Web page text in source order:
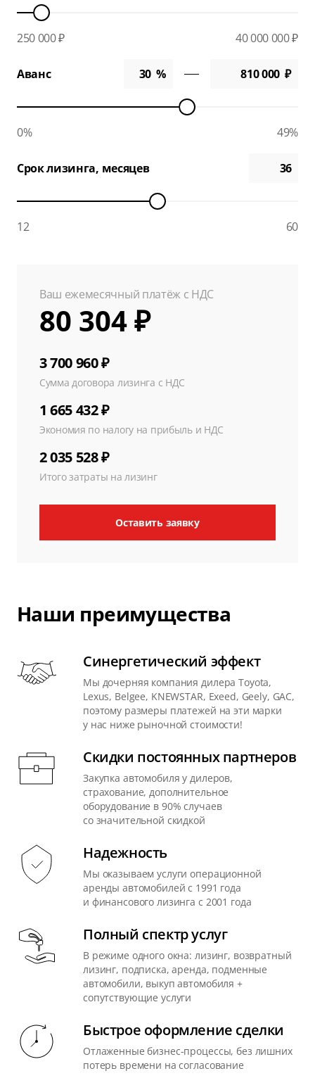
250 000 ₽ 40 000 000 ₽
Аванс
0% 49%
Срок лизинга, месяцев
12 60
Ваш ежемесячный платёж с НДС
80 304 ₽
3 700 960 ₽
Сумма договора лизинга с НДС
1 665 432 ₽
Экономия по налогу на прибыль и НДС
2 035 528 ₽
Итого затраты на лизинг
Оставить заявку
Наши преимущества
Синергетический эффект
Мы дочерняя компания дилера Toyota,
Lexus, Belgee, KNEWSTAR, Exeed, Geely, GAC,
поэтому размеры платежей на эти марки
у нас ниже рыночной стоимости!
Скидки постоянных партнеров
Закупка автомобиля у дилеров,
страхование, дополнительное
оборудование в 90% случаев
со значительной скидкой
Надежность
Мы оказываем услуги операционной
аренды автомобилей с 1991 года
и финансового лизинга с 2001 года
Полный спектр услуг
В режиме одного окна: лизинг, возвратный
лизинг, подписка, аренда, подменные
автомобили, выкуп автомобиля +
сопутствующие услуги
Быстрое оформление сделки
Отлаженные бизнес-процессы, без лишних
потерь времени на согласование